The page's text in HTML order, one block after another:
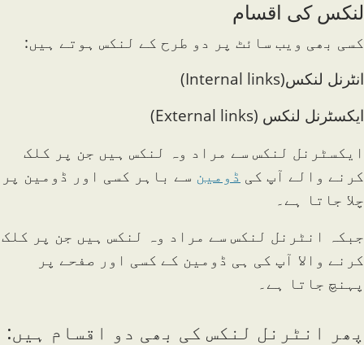
لنکس کی اقسام
کسی بھی ویب سائٹ پر دو طرح کے لنکس ہوتے ہیں:
انٹرنل لنکس(Internal links)
ایکسٹرنل لنکس (External links)
ایکسٹرنل لنکس سے مراد وہ لنکس ہیں جن پر کلک
کرنے والے آپ کی ڈومین سے باہر کسی اور ڈومین پر
چلا جاتا ہے۔
جبکہ انٹرنل لنکس سے مراد وہ لنکس ہیں جن پر کلک
کرنے والا آپ کی ہی ڈومین کے کسی اور صفحے پر
پہنچ جاتا ہے۔
پھر انٹرنل لنکس کی بھی دو اقسام ہیں: